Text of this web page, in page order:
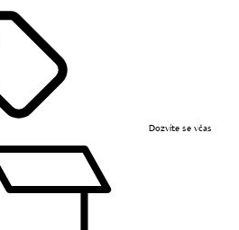
Dozvíte se včas